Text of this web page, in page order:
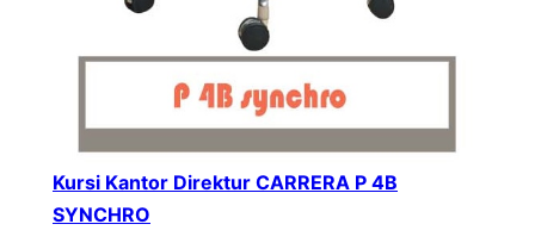
Kursi Kantor Direktur CARRERA P 4B
SYNCHRO